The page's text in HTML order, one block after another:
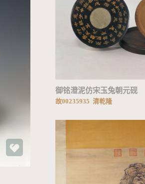
加载中...
御铭澄泥仿宋玉兔朝元砚
故00235935 清乾隆